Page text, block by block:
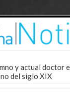
y actual doctor
del siglo XIX